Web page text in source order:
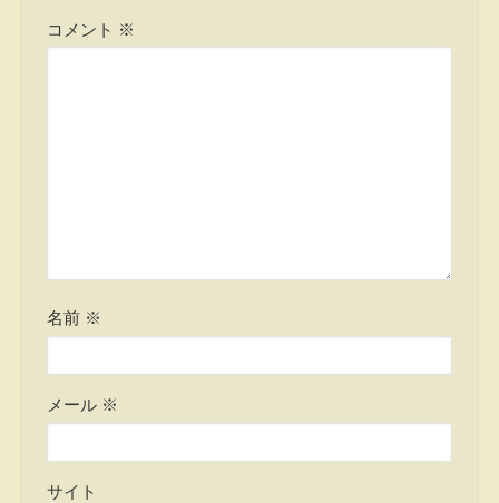
コメント ※
名前 ※
メール ※
サイト